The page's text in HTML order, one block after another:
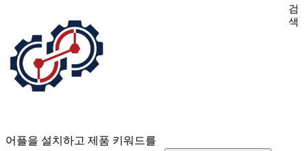
어플을 설치하고 제품 키워드를
검
색